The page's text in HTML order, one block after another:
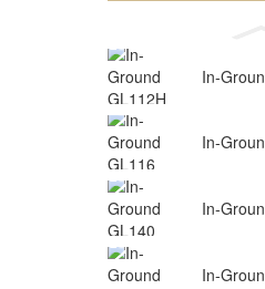
In-
In-
In-
In-